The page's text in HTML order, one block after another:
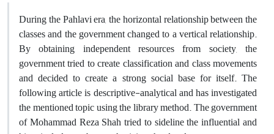
During the Pahlavi era, the horizontal relationship between the
classes and the government changed to a vertical relationship.
By obtaining independent resources from society, the
government tried to create classification and class movements
and decided to create a strong social base for itself. The
following article is descriptive-analytical and has investigated
the mentioned topic using the library method. The government
of Mohammad Reza Shah tried to sideline the influential and